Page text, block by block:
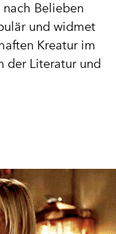
Belieben
und widmet
Kreatur im
der Literatur und